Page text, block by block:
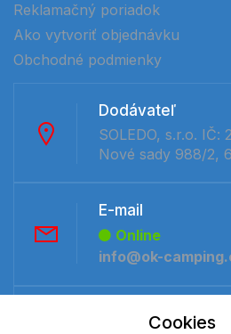
Reklamačný poriadok
Ako vytvoriť objednávku
Obchodné podmienky
Dodávateľ
SOLEDO, s.r.o. IČ:
Nové sady 988/2,
E-mail
Online
info@ok-
Telefón:Cookies